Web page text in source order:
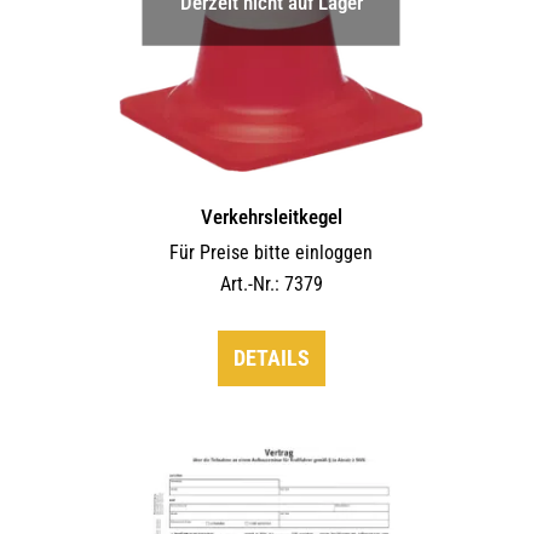
Verkehrsleitkegel
Für Preise bitte einloggen
Art.-Nr.: 7379
DETAILS